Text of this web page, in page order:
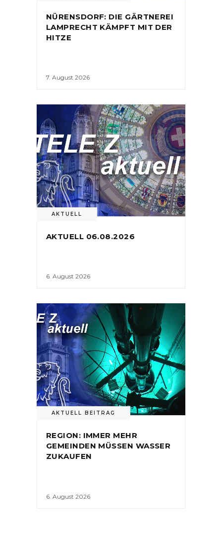
NÜRENSDORF: DIE GÄRTNEREI
LAMPRECHT KÄMPFT MIT DER
HITZE
7. August 2026
AKTUELL
AKTUELL 06.08.2026
6. August 2026
AKTUELL BEITRAG
REGION: IMMER MEHR
GEMEINDEN MÜSSEN WASSER
ZUKAUFEN
6. August 2026